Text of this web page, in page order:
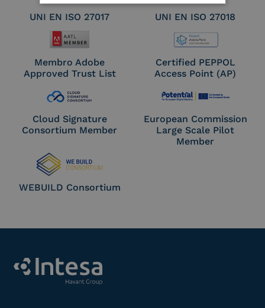
UNI EN ISO 27017 UNI EN ISO 27018
Membro Adobe
Approved Trust List
Certified PEPPOL
Access Point (AP)
Cloud Signature
Consortium Member
European Commission
Large Scale Pilot
Member
WEBUILD Consortium